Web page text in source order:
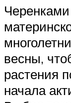
весны,
растения
начала